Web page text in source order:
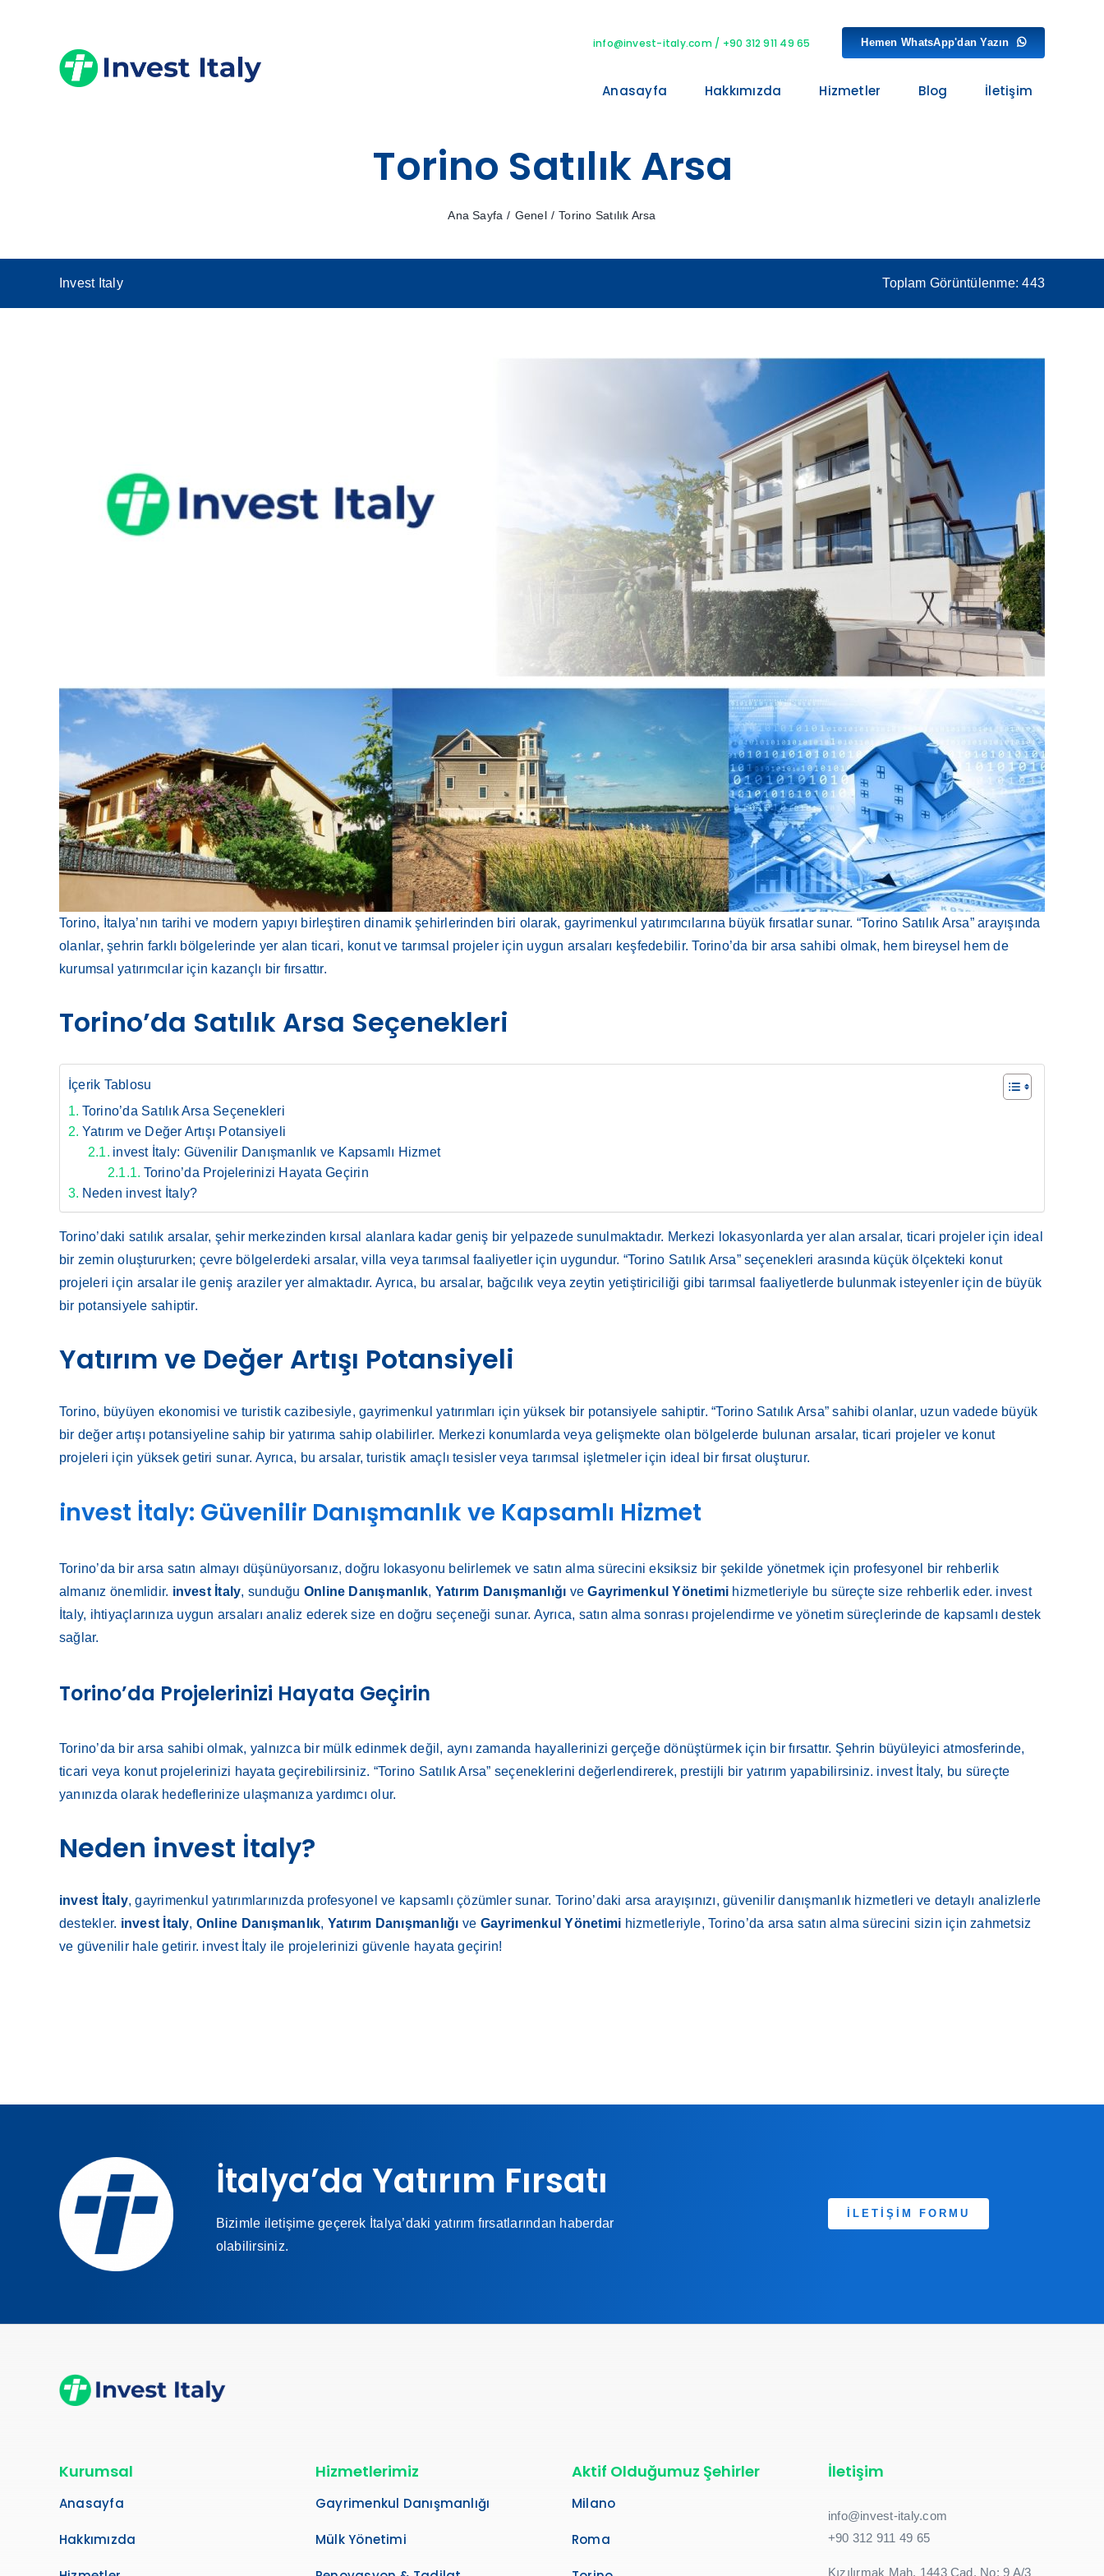
info@invest-italy.com/ +90 312 911 49 65 Hemen WhatsApp'dan Yazın
Anasayfa Hakkımızda Hizmetler Blog İletişim
Torino Satılık Arsa
Ana Sayfa / Genel / Torino Satılık Arsa
Invest Italy Toplam Görüntülenme: 443
Torino, İtalya’nın tarihi ve modern yapıyı birleştiren dinamik şehirlerinden biri olarak, gayrimenkul yatırımcılarına büyük fırsatlar sunar. “Torino Satılık Arsa” arayışında
olanlar, şehrin farklı bölgelerinde yer alan ticari, konut ve tarımsal projeler için uygun arsaları keşfedebilir. Torino’da bir arsa sahibi olmak, hem bireysel hem de
kurumsal yatırımcılar için kazançlı bir fırsattır.
Torino’da Satılık Arsa Seçenekleri
İçerik Tablosu
Torino’da Satılık Arsa Seçenekleri
Yatırım ve Değer Artışı Potansiyeli
invest İtaly: Güvenilir Danışmanlık ve Kapsamlı Hizmet
Torino’da Projelerinizi Hayata Geçirin
Neden invest İtaly?
Torino’daki satılık arsalar, şehir merkezinden kırsal alanlara kadar geniş bir yelpazede sunulmaktadır. Merkezi lokasyonlarda yer alan arsalar, ticari projeler için ideal
bir zemin oluştururken; çevre bölgelerdeki arsalar, villa veya tarımsal faaliyetler için uygundur. “Torino Satılık Arsa” seçenekleri arasında küçük ölçekteki konut
projeleri için arsalar ile geniş araziler yer almaktadır. Ayrıca, bu arsalar, bağcılık veya zeytin yetiştiriciliği gibi tarımsal faaliyetlerde bulunmak isteyenler için de büyük
bir potansiyele sahiptir.
Yatırım ve Değer Artışı Potansiyeli
Torino, büyüyen ekonomisi ve turistik cazibesiyle, gayrimenkul yatırımları için yüksek bir potansiyele sahiptir. “Torino Satılık Arsa” sahibi olanlar, uzun vadede büyük
bir değer artışı potansiyeline sahip bir yatırıma sahip olabilirler. Merkezi konumlarda veya gelişmekte olan bölgelerde bulunan arsalar, ticari projeler ve konut
projeleri için yüksek getiri sunar. Ayrıca, bu arsalar, turistik amaçlı tesisler veya tarımsal işletmeler için ideal bir fırsat oluşturur.
invest İtaly: Güvenilir Danışmanlık ve Kapsamlı Hizmet
Torino’da bir arsa satın almayı düşünüyorsanız, doğru lokasyonu belirlemek ve satın alma sürecini eksiksiz bir şekilde yönetmek için profesyonel bir rehberlik
almanız önemlidir. invest İtaly, sunduğu Online Danışmanlık, Yatırım Danışmanlığı veGayrimenkul Yönetimi hizmetleriyle bu süreçte size rehberlik eder. invest
İtaly, ihtiyaçlarınıza uygun arsaları analiz ederek size en doğru seçeneği sunar. Ayrıca, satın alma sonrası projelendirme ve yönetim süreçlerinde de kapsamlı destek
sağlar.
Torino’da Projelerinizi Hayata Geçirin
Torino’da bir arsa sahibi olmak, yalnızca bir mülk edinmek değil, aynı zamanda hayallerinizi gerçeğe dönüştürmek için bir fırsattır. Şehrin büyüleyici atmosferinde,
ticari veya konut projelerinizi hayata geçirebilirsiniz. “Torino Satılık Arsa” seçeneklerini değerlendirerek, prestijli bir yatırım yapabilirsiniz. invest İtaly, bu süreçte
yanınızda olarak hedeflerinize ulaşmanıza yardımcı olur.
Neden invest İtaly?
invest İtaly, gayrimenkul yatırımlarınızda profesyonel ve kapsamlı çözümler sunar. Torino’daki arsa arayışınızı, güvenilir danışmanlık hizmetleri ve detaylı analizlerle
destekler. invest İtaly, Online Danışmanlık, Yatırım Danışmanlığı ve Gayrimenkul Yönetimi hizmetleriyle, Torino’da arsa satın alma sürecini sizin için zahmetsiz
ve güvenilir hale getirir. invest İtaly ile projelerinizi güvenle hayata geçirin!
İtalya’da Yatırım Fırsatı
Bizimle iletişime geçerek İtalya’daki yatırım fırsatlarından haberdar
olabilirsiniz.
İLETİŞİM FORMU
Kurumsal
Anasayfa
Hakkımızda
Hizmetlerimiz
Gayrimenkul Danışmanlığı
Mülk Yönetimi
Aktif Olduğumuz Şehirler
Milano
Roma
İletişim
info@invest-italy.com
+90 312 911 49 65
Kızılırmak Mah. 1443 Cad. No: 9 A/3